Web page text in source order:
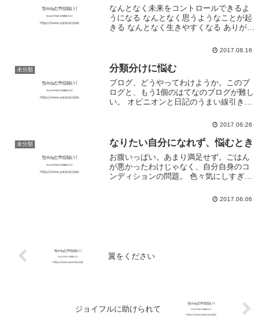
なんとなく未来をコントロールできるよ
うになる なんとなく思うようなことが起
きる なんとなく生きやすくなる ありがた
2017.08.16
未分類 分類分けに悩む
ブログ、どうやってわけようか。このブ
ログと、もう1個のはてなのブログが難し
い。 オピニオンと日記のうまい線引きは
もブログにしたいのだけれどね。 全部ひ
いんですよ。
2017.06.26
未分類 なりたい自分になれず、悩むとき
お腹いっぱい。あまり満足せず。ごはん
が悪かったわけじゃなく、自分自身のコ
ンディションの問題。 色々気にしすぎる
た部分もあるけど、損をしている部分も
2017.06.06
翼をください
ジョイフルに助けられて